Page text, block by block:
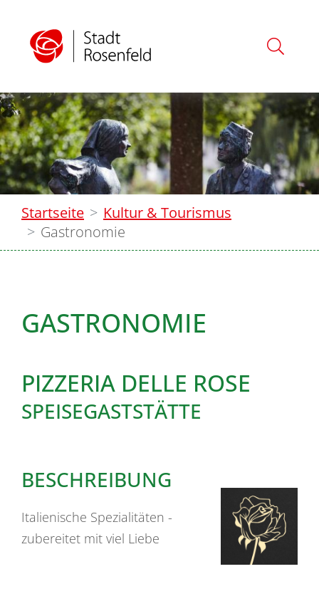
Startseite
Kultur & Tourismus
Gastronomie
GASTRONOMIE
PIZZERIA DELLE ROSE
SPEISEGASTSTÄTTE
BESCHREIBUNG
Italienische Spezialitäten -
zubereitet mit viel Liebe